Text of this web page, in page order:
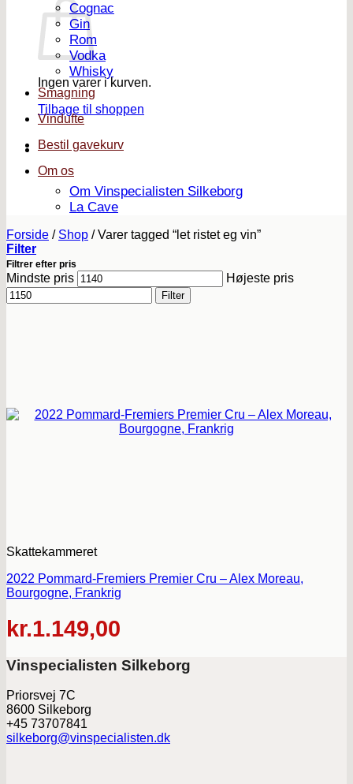
Ingen varer i kurven.
Tilbage til shoppen
Cognac
Gin
Rom
Vodka
Whisky
Smagning
Vindufte
Bestil gavekurv
Om os
Om Vinspecialisten Silkeborg
La Cave
Forside / Shop /Varer tagged “let ristet eg vin”
Filter
Filtrer efter pris
Mindste pris Højeste pris
Filter
Skattekammeret
2022 Pommard-Fremiers Premier Cru – Alex Moreau,
Bourgogne, Frankrig
kr.1.149,00
Vinspecialisten Silkeborg
Priorsvej 7C
8600 Silkeborg
+45 73707841
silkeborg@vinspecialisten.dk